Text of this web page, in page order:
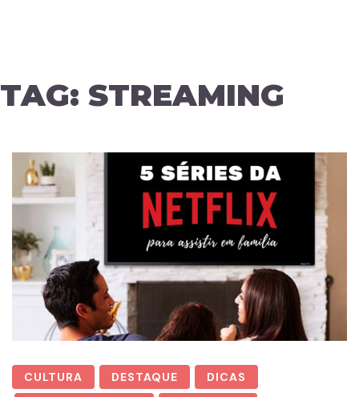
TAG: STREAMING
CULTURA DESTAQUE
DICAS